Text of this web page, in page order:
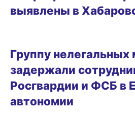
выявлены в
Группу нелегальных
задержали
Росгвардии и ФСБ в
автономии